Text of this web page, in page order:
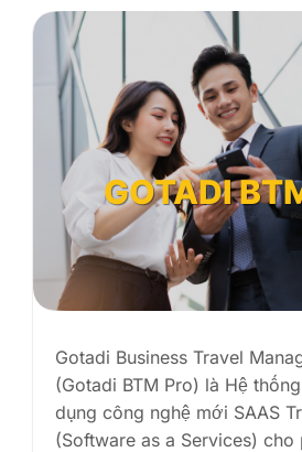
GOTADI
Gotadi Business Travel
(Gotadi BTM Pro) là Hệ
dụng công nghệ mới SAAS
(Software as a Services)